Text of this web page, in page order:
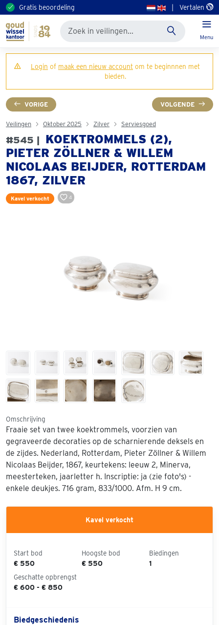
Gratis beoordeling Vertalen
Menu
Login of maak een nieuw account om te beginnnen met
bieden.
VORIGE VOLGENDE
Veilingen Oktober 2025 Zilver Serviesgoed
#545 |
KOEKTROMMELS (2),
PIETER ZÖLLNER & WILLEM
NICOLAAS BEIJDER, ROTTERDAM
1867, ZILVER
Kavel verkocht 4
Omschrijving
Fraaie set van twee koektrommels, voorzien van
gegraveerde decoraties op de scharnierende deksels en
de zijdes. Nederland, Rotterdam, Pieter Zöllner & Willem
Nicolaas Beijder, 1867, keurtekens: leeuw 2, Minerva,
meesterteken, jaarletter h. Inscriptie: ja (zie foto's) -
enkele deukjes. 716 gram, 833/1000. Afm. H 9 cm.
Kavel verkocht
Start bod
€ 550
Hoogste bod
€ 550
Biedingen
1
Geschatte opbrengst
€ 600 - € 850
Biedgeschiedenis